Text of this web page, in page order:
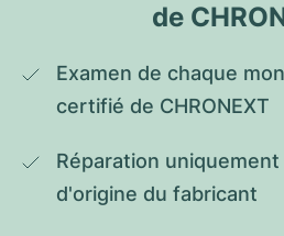
de
Examen de chaque
certifié de CHRONEXT
Réparation
d'origine du fabricant